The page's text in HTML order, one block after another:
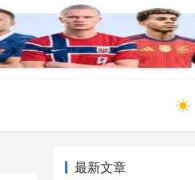
最新文章